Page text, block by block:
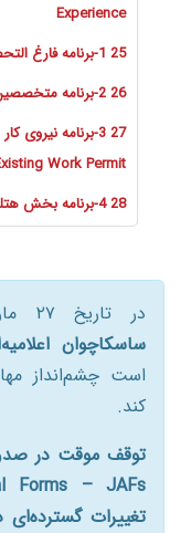
Experience
25 1-برنامه فارغ التحصیلان دانشگاهی Student SINP
26 2-برنامه متخصصین سلامت Health Professionals
Work Permit
28 4-برنامه بخش هتلداری Hospitality Sector Project
در تاریخ ۲۷ مارس ۲۰۲۵،
ساسکاچوان
است چشم‌انداز
کند.
توقف موقت در
Forms – JAFs)
تغییرات گسترده‌ای